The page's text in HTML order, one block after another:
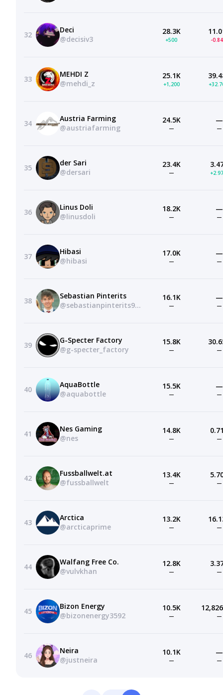
32
Deci
@decisiv3
28.3K
+500 -
33
MEHDI Z
@mehdi_z
25.1K
+1,200
34
Austria Farming
@austriafarming
24.5K
—
—
—
35
der Sari
@dersari
23.4K
—
36
Linus Doli
@linusdoli
18.2K
—
—
—
37
Hibasi
@hibasi
17.0K
—
—
—
38
Sebastian Pinterits
@sebastianpinterits9448
16.1K
—
—
—
39
G-Specter Factory
@g-specter_factory
15.8K
— —
40
AquaBottle
@aquabottle
15.5K
—
—
—
41
Nes Gaming
@nes
14.8K
— —
42
Fussballwelt.at
@fussballwelt
13.4K
— —
43
Arctica
@arcticaprime
13.2K
— —
44
Walfang Free Co.
@vulvkhan
12.8K
— —
45
Bizon Energy
@bizonenergy3592
10.5K
— —
46
Neira
@justneira
10.1K
—
—
—